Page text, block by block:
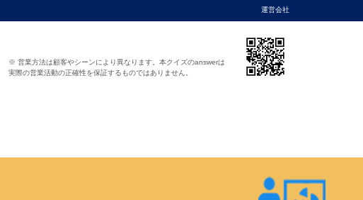
運営会社
※ 営業方法は顧客やシーンにより異なります。本クイズのanswerは
実際の営業活動の正確性を保証するものではありません。